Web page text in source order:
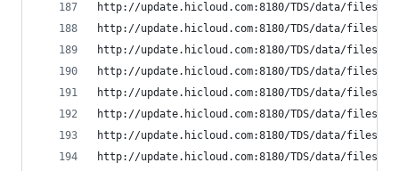
http://update.hicloud.com:8180/TDS/data/files/p9/
http://update.hicloud.com:8180/TDS/data/files/
http://update.hicloud.com:8180/TDS/data/files/p9/
http://update.hicloud.com:8180/TDS/data/files/p9/
http://update.hicloud.com:8180/TDS/data/files/p9/
http://update.hicloud.com:8180/TDS/data/files/p9/
http://update.hicloud.com:8180/TDS/data/files/p9/
http://update.hicloud.com:8180/TDS/data/files/p9/